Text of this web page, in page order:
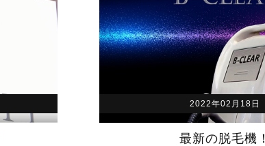
2022年02月18日
最新の脱毛機！